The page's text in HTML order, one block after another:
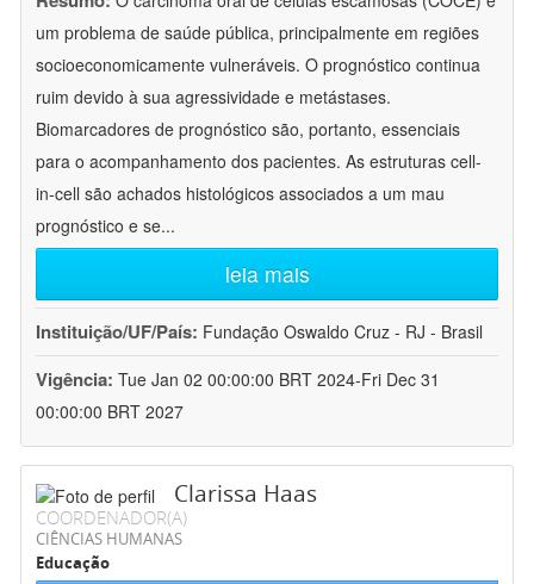
um problema de saúde pública, principalmente em regiões
socioeconomicamente vulneráveis. O prognóstico continua
ruim devido à sua agressividade e metástases.
Biomarcadores de prognóstico são, portanto, essenciais
para o acompanhamento dos pacientes. As estruturas cell-
in-cell são achados histológicos associados a um mau
prognóstico e se...
leia mais
Instituição/UF/País: Fundação Oswaldo Cruz - RJ - Brasil
Vigência: Tue Jan 02 00:00:00 BRT 2024-Fri Dec 31
00:00:00 BRT 2027
Clarissa Haas
COORDENADOR(A)
CIÊNCIAS HUMANAS
Educação